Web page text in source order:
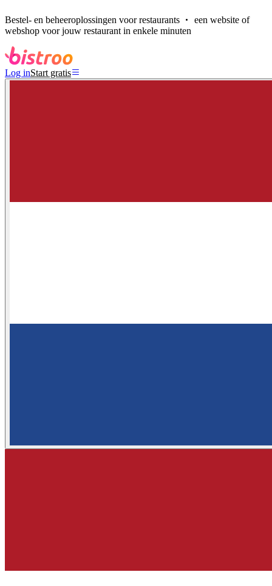
Bestel- en beheeroplossingen voor restaurants
een website of
webshop voor jouw restaurant in enkele minuten
Log inStart gratis